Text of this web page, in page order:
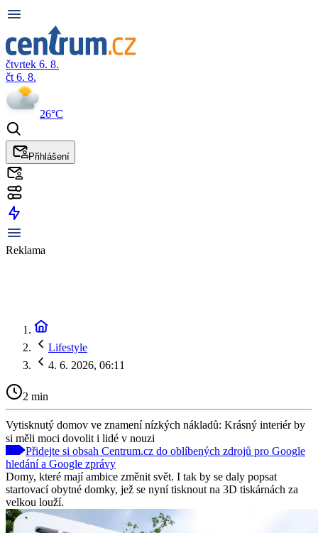
čtvrtek 6. 8.
čt 6. 8.
26°C
Přihlášení
Reklama
Lifestyle
4. 6. 2026, 06:11
2 min
Vytisknutý domov ve znamení nízkých nákladů: Krásný interiér by
si měli moci dovolit i lidé v nouzi
Přidejte si obsah Centrum.cz do oblíbených zdrojů pro Google
hledání a Google zprávy
Domy, které mají ambice změnit svět. I tak by se daly popsat
startovací obytné domky, jež se nyní tisknout na 3D tiskárnách za
velkou louží.